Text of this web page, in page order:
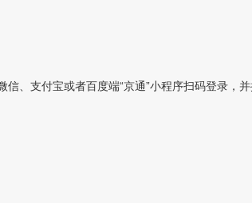
、支付宝或者百度端“京通”小程序扫码登录，并